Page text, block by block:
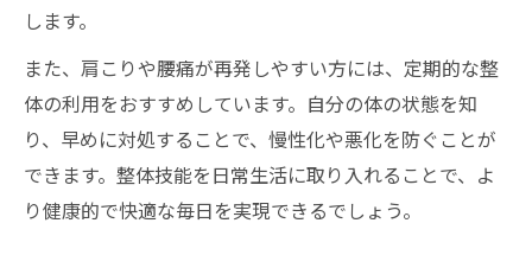
します。
また、肩こりや腰痛が再発しやすい方には、定期的な整
体の利用をおすすめしています。自分の体の状態を知
り、早めに対処することで、慢性化や悪化を防ぐことが
できます。整体技能を日常生活に取り入れることで、よ
り健康的で快適な毎日を実現できるでしょう。